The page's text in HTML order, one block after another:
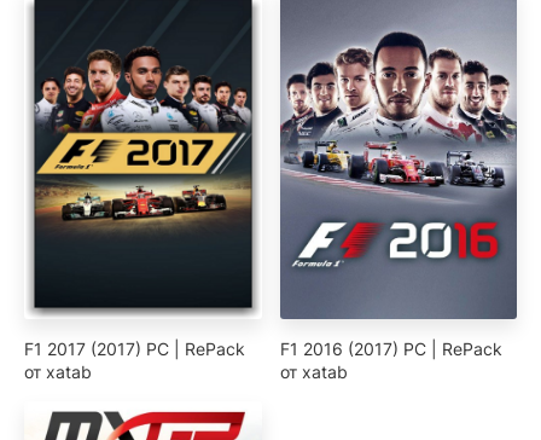
F1 2017 (2017) PC | RePack
от xatab
F1 2016 (2017) PC | RePack
от xatab